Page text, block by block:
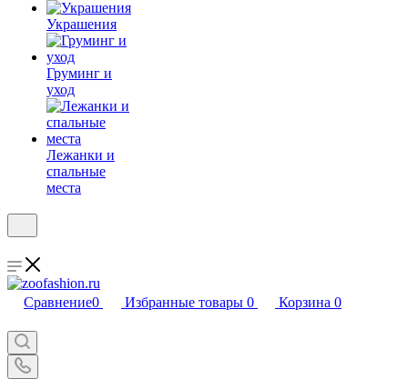
Украшения
Груминг и
уход
Лежанки и
спальные
места
Сравнение0 Избранные товары 0 Корзина 0